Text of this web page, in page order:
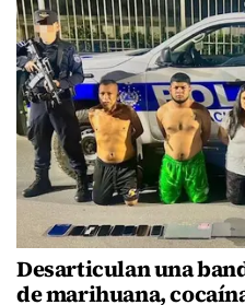
Desarticulan una
de marihuana,